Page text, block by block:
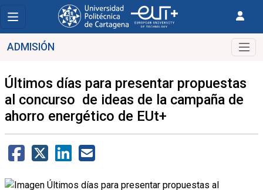
ADMISIÓN
Últimos días para presentar propuestas
al concurso de ideas de la campaña de
ahorro energético de EUt+